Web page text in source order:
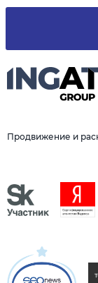
Продвижение и